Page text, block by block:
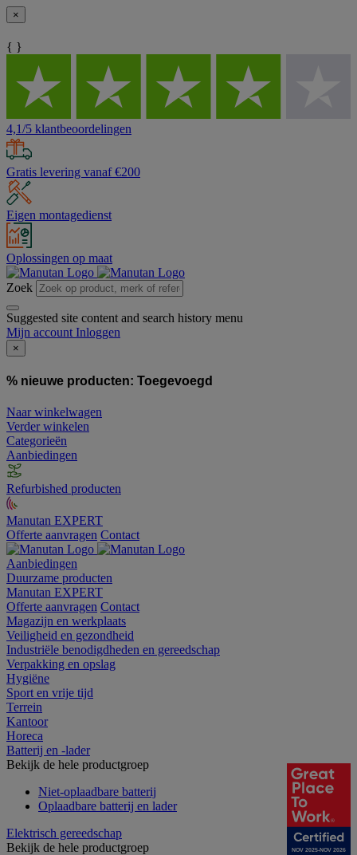
×
{ }
4,1/5 klantbeoordelingen
Gratis levering vanaf €200
Eigen montagedienst
Oplossingen op maat
Zoek
Suggested site content and search history menu
Mijn account Inloggen
×
% nieuwe producten: Toegevoegd
Naar winkelwagen
Verder winkelen
Categorieën
Aanbiedingen
Refurbished producten
Manutan EXPERT
Offerte aanvragen Contact
Aanbiedingen
Duurzame producten
Manutan EXPERT
Offerte aanvragen Contact
Magazijn en werkplaats
Veiligheid en gezondheid
Industriële benodigdheden en gereedschap
Verpakking en opslag
Hygiëne
Sport en vrije tijd
Terrein
Kantoor
Horeca
Batterij en -lader
Bekijk de hele productgroep
Niet-oplaadbare batterij
Oplaadbare batterij en lader
Elektrisch gereedschap
Bekijk de hele productgroep
NOV 2025-NOV 2026